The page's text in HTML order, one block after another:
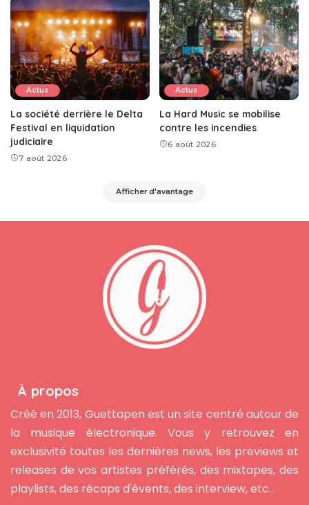
Actus
La société derrière le Delta
Festival en liquidation
judiciaire
7 août 2026
Actus
La Hard Music se mobilise
contre les incendies
6 août 2026
Afficher d'avantage
À propos
Créé en 2013, Guettapen est un site centré autour de
la musique électronique. Vous y retrouvez en
exclusivité toutes les dernières news, les previews et
releases de vos artistes préférés, des mixtapes, des
playlists, des récaps d'évents, des interview, etc...